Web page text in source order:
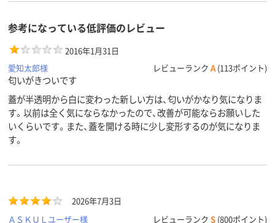
参考になっている低評価のレビュー
2016年1月31日
愛知太郎様
レビューランク A (113ポイント)
匂いがきついです
蓋が半透明から白に変わった新しい方は、匂いがかなり気になりま
す。以前は全く気にならなかったので、改善が可能ならお願いした
いくらいです。また、蓋を開ける時に少し変形するのが気になりま
す。
2026年7月3日
ＡＳＫＵＬユーザー様
レビューランク S (800ポイント)